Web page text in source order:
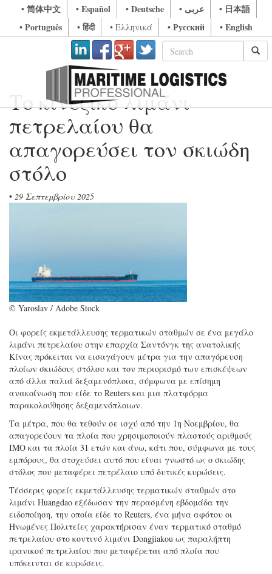
• 简体中文 • Español • Deutsche • عربى
• 日本語
• Português
• हिंदी • Ελληνικά • Русский • English
Το κινεζικό λιμάνι
πετρελαίου θα
απαγορεύσει τον σκιώδη
στόλο
• 29 Σεπτεμβρίου 2025
© Yaroslav / Adobe Stock
Οι φορείς εκμετάλλευσης τερματικών σταθμών σε ένα μεγάλο
λιμάνι πετρελαίου στην επαρχία Σαντόνγκ της ανατολικής
Κίνας πρόκειται να εισαγάγουν μέτρα για την απαγόρευση
πλοίων σκιώδους στόλου και τον περιορισμό των επισκέψεων
από άλλα παλιά δεξαμενόπλοια, σύμφωνα με επίσημη
ανακοίνωση που είδε το Reuters και μια πλατφόρμα
παρακολούθησης δεξαμενόπλοιων.
Τα μέτρα, που θα τεθούν σε ισχύ από την 1η Νοεμβρίου, θα
απαγορεύουν τα πλοία που χρησιμοποιούν πλαστούς αριθμούς
IMO και τα πλοία 31 ετών και άνω, κάτι που, σύμφωνα με τους
εμπόρους, θα στοχεύσει αυτό που είναι γνωστό ως ο σκιώδης
στόλος που μεταφέρει πετρέλαιο υπό δυτικές κυρώσεις.
Τέσσερις φορείς εκμετάλλευσης τερματικών σταθμών στο
λιμάνι Huangdao εξέδωσαν την περασμένη εβδομάδα την
ειδοποίηση, την οποία είδε το Reuters, ένα μήνα αφότου οι
Ηνωμένες Πολιτείες χαρακτήρισαν έναν τερματικό σταθμό
πετρελαίου στο κοντινό λιμάνι Dongjiakou ως παραλήπτη
ιρανικού πετρελαίου που μεταφέρεται από πλοία που
υπόκεινται σε κυρώσεις.